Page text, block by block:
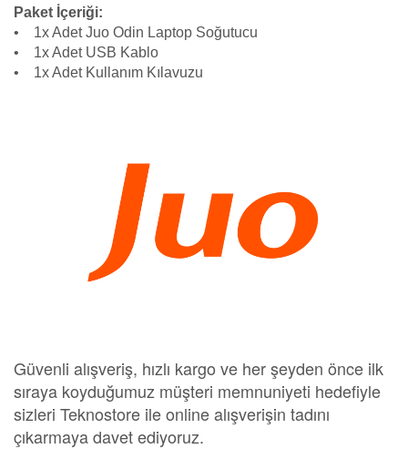
Paket İçeriği:
• 1x Adet Juo Odin Laptop Soğutucu
• 1x Adet USB Kablo
• 1x Adet Kullanım Kılavuzu
Güvenli alışveriş, hızlı kargo ve her şeyden önce ilk
sıraya koyduğumuz müşteri memnuniyeti hedefiyle
sizleri Teknostore ile online alışverişin tadını
çıkarmaya davet ediyoruz.